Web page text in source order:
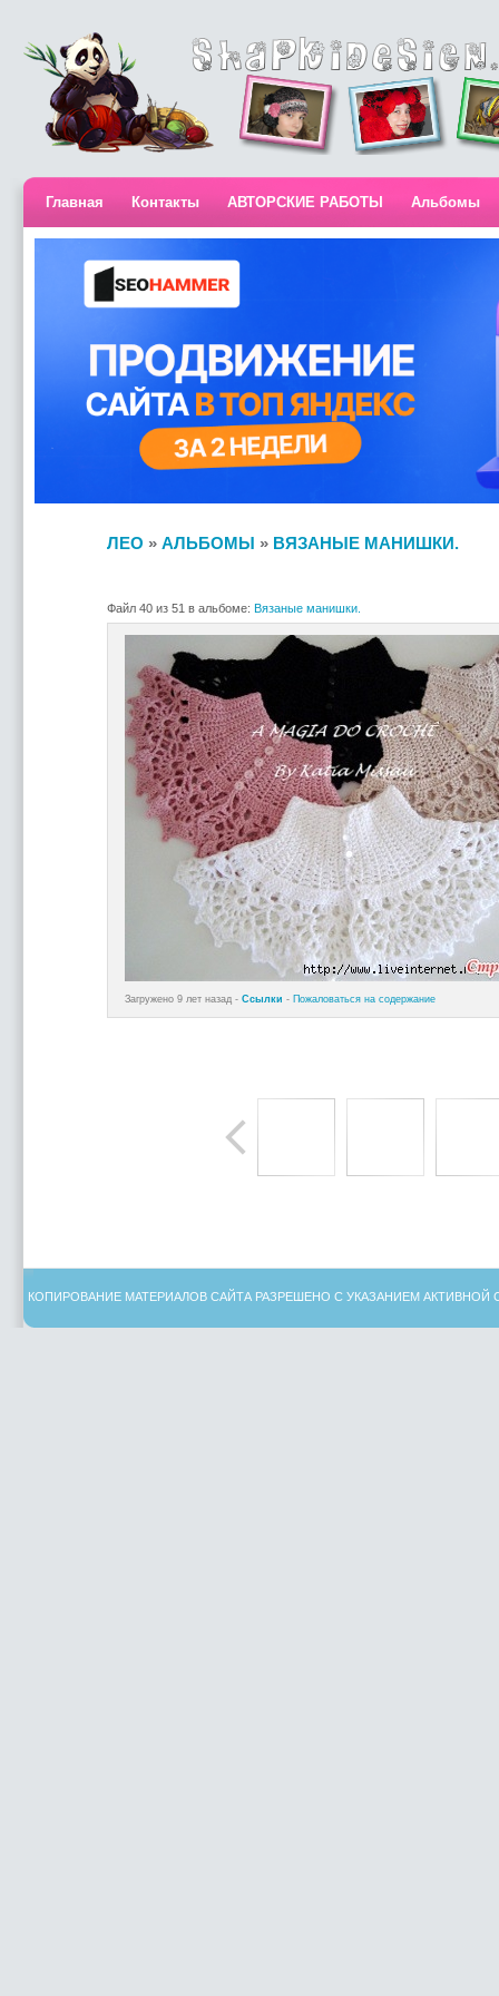
Главная Контакты АВТОРСКИЕ РАБОТЫ Альбомы
ЛЕО » АЛЬБОМЫ » ВЯЗАНЫЕ МАНИШКИ.
Файл 40 из 51 в альбоме: Вязаные манишки.
Загружено 9 лет назад - Ссылки - Пожаловаться на содержание
КОПИРОВАНИЕ МАТЕРИАЛОВ САЙТА РАЗРЕШЕНО С УКАЗАНИЕМ АКТИВНОЙ